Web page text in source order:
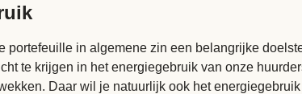
portefeuille in algemene zin een belangrijke
te krijgen in het energiegebruik van onze
Daar wil je natuurlijk ook het